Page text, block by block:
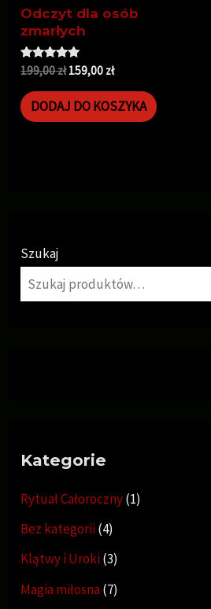
Szukaj
Kategorie
Rytuał Całoroczny 1
Bez kategorii 4
Klątwy i Uroki 3
Magia miłosna 7
Odczyt dla osób
zmarłych
Oceniono
5.00
na 5
199,00zł 159,00 zł
DODAJ DO KOSZYKA